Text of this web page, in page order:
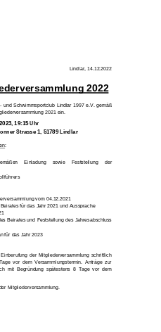
Lindlar, 14. 12.2022
2022
- und Schwimmsportclub Lindlar 1997 e.V. gemäß
2021 ein.
2023, 1 9:15 Uhr
Strasse 1, 51789 Lindlar
:
Einladung sowie Feststellung der
vom 04 12.2021
für das Jahr 2021 und Aussprache
Beirates und Feststellung des Jahresabschluss
für das Jahr 2023
der Mitglie
derversammlung schriftlich
vor dem Versammlungstermin. Anträge zur
Begründung spätestens 8 Tage vor dem
Mitgliederversammlung.